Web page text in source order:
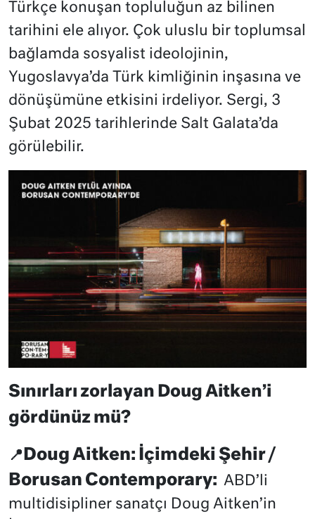
Türkçe konuşan topluluğun az bilinen
tarihini ele alıyor. Çok uluslu bir toplumsal
bağlamda sosyalist ideolojinin,
Yugoslavya’da Türk kimliğinin inşasına ve
dönüşümüne etkisini irdeliyor. Sergi, 3
Şubat 2025 tarihlerinde Salt Galata’da
görülebilir.
Sınırları zorlayan Doug Aitken’i
gördünüz mü?
📍 Doug Aitken: İçimdeki Şehir /
Borusan Contemporary: ABD’li
multidisipliner sanatçı Doug Aitken’in